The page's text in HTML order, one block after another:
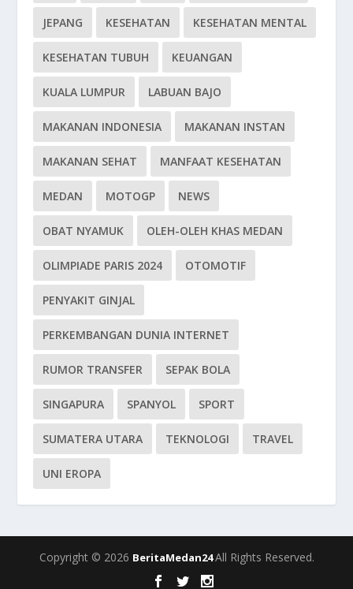
JEPANG KESEHATAN KESEHATAN MENTAL
KESEHATAN TUBUH KEUANGAN
KUALA LUMPUR LABUAN BAJO
MAKANAN INDONESIA MAKANAN INSTAN
MAKANAN SEHAT MANFAAT KESEHATAN
MEDAN MOTOGP NEWS
OBAT NYAMUK OLEH-OLEH KHAS MEDAN
OLIMPIADE PARIS 2024 OTOMOTIF
PENYAKIT GINJAL
PERKEMBANGAN DUNIA INTERNET
RUMOR TRANSFER SEPAK BOLA
SINGAPURA SPANYOL SPORT
SUMATERA UTARA TEKNOLOGI TRAVEL
UNI EROPA
Copyright © 2026 BeritaMedan24All Rights Reserved.